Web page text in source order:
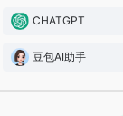
CHATGPT
豆包AI助手